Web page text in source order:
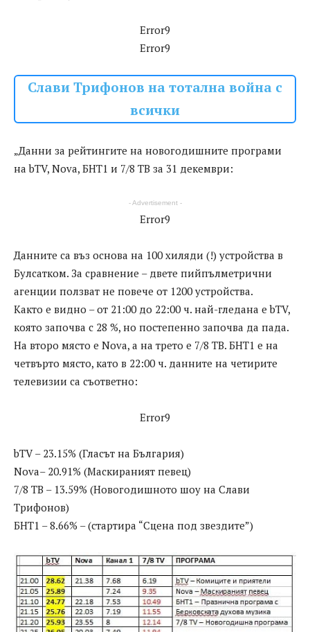
Error9
Error9
Слави Трифонов на тотална война с
всички
„Данни за рейтингите на новогодишните програми
на bTV, Nova, БНТ1 и 7/8 ТВ за 31 декември:
- Advertisement -
Error9
Данните са въз основа на 100 хиляди (!) устройства в
Булсатком. За сравнение – двете пийпълметрични
агенции ползват не повече от 1200 устройства.
Както е видно – от 21:00 до 22:00 ч. най-гледана е bTV,
която започва с 28 %, но постепенно започва да пада.
На второ място е Nova, а на трето е 7/8 ТВ. БНТ1 е на
четвърто място, като в 22:00 ч. данните на четирите
телевизии са съответно:
Error9
bTV – 23.15% (Гласът на България)
Nova– 20.91% (Маскираният певец)
7/8 ТВ – 13.59% (Новогодишното шоу на Слави
Трифонов)
БНТ1 – 8.66% – (стартира “Сцена под звездите”)